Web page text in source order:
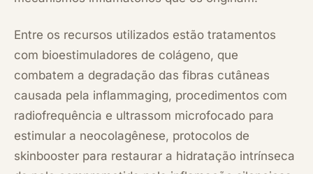
Entre os recursos utilizados estão tratamentos
com bioestimuladores de colágeno, que
combatem a degradação das fibras cutâneas
causada pela inflammaging, procedimentos com
radiofrequência e ultrassom microfocado para
estimular a neocolagênese, protocolos de
skinbooster para restaurar a hidratação intrínseca